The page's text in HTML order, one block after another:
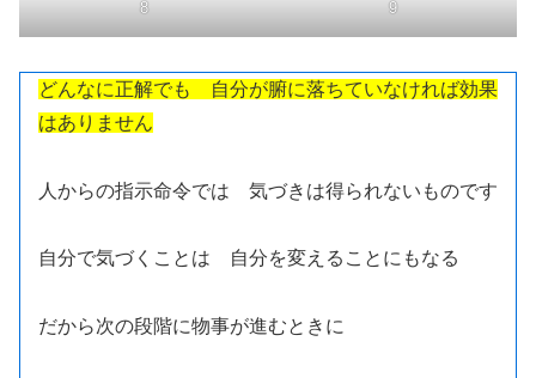
8 9
どんなに正解でも 自分が腑に落ちていなければ効果
はありません
人からの指示命令では 気づきは得られないものです
自分で気づくことは 自分を変えることにもなる
だから次の段階に物事が進むときに